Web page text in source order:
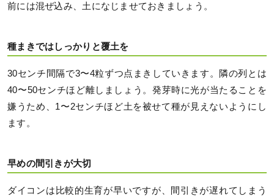
前には混ぜ込み、土になじませておきましょう。
種まきではしっかりと覆土を
30センチ間隔で3〜4粒ずつ点まきしていきます。隣の列とは
40〜50センチほど離しましょう。発芽時に光が当たることを
嫌うため、1〜2センチほど土を被せて種が見えないようにし
ます。
早めの間引きが大切
ダイコンは比較的生育が早いですが、間引きが遅れてしまう